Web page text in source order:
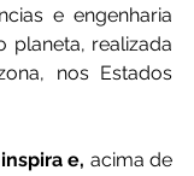
e engenharia
planeta, realizada
nos Estados
e, acima de